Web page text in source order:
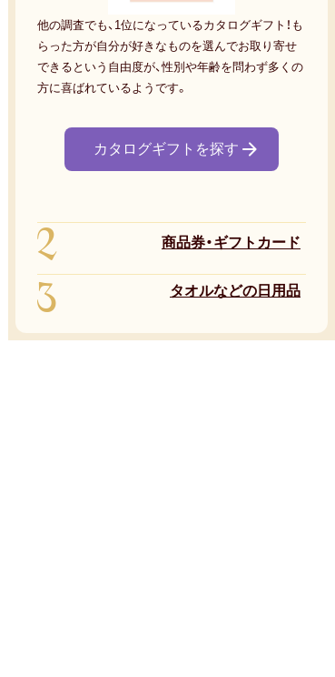
他の調査でも、1位になっているカタログギフト！も
らった方が自分が好きなものを選んでお取り寄せ
できるという自由度が、性別や年齢を問わず多くの
方に喜ばれているようです。
カタログギフトを探す
2 商品券・ギフトカード
3 タオルなどの日用品